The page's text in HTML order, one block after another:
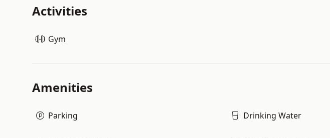
Activities
Gym
Amenities
Parking Drinking Water